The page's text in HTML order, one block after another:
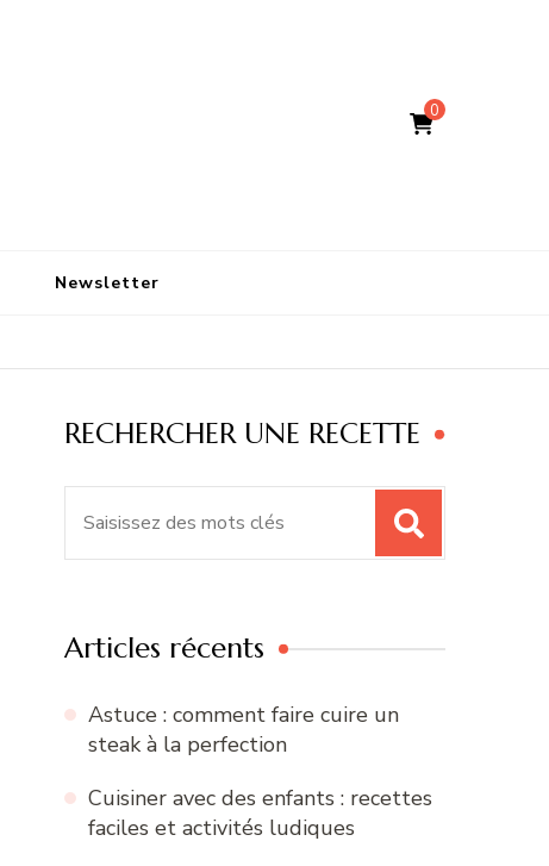
0
Newsletter
RECHERCHER UNE RECETTE
Articles récents
Astuce : comment faire cuire un
steak à la perfection
Cuisiner avec des enfants : recettes
faciles et activités ludiques